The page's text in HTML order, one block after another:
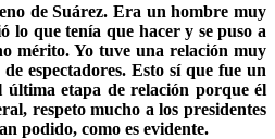
de Suárez. Era un hombre muy
que tenía que hacer y se puso a
mérito. Yo tuve una relación muy
espectadores. Esto sí que fue un
etapa de relación porque él
respeto mucho a los presidentes
podido, como es evidente.